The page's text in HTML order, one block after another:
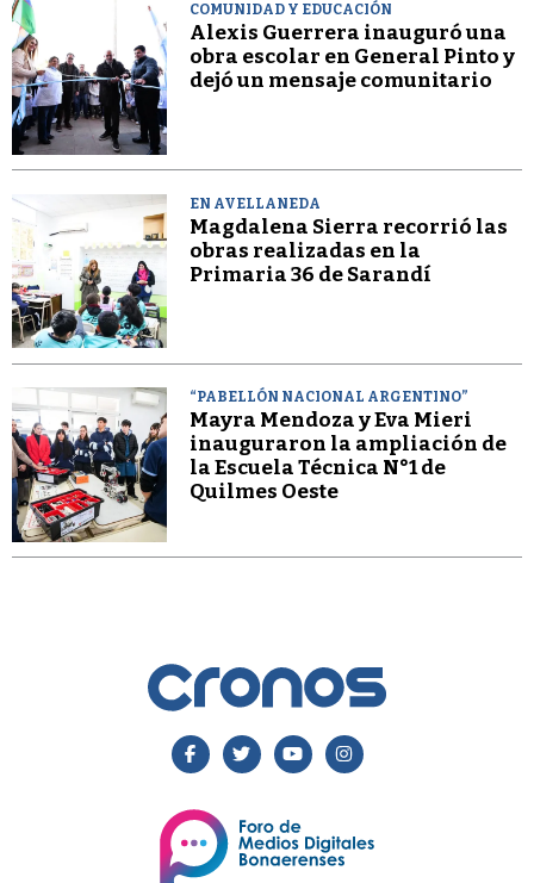
COMUNIDAD Y EDUCACIÓN
Alexis Guerrera inauguró una
obra escolar en General Pinto y
dejó un mensaje comunitario
EN AVELLANEDA
Magdalena Sierra recorrió las
obras realizadas en la
Primaria 36 de Sarandí
“PABELLÓN NACIONAL ARGENTINO”
Mayra Mendoza y Eva Mieri
inauguraron la ampliación de
la Escuela Técnica N°1 de
Quilmes Oeste